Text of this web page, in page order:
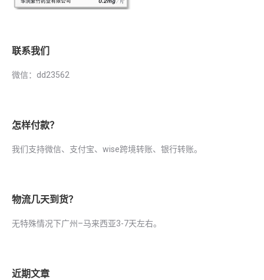
联系我们
微信：dd23562
怎样付款？
我们支持微信、支付宝、wise跨境转账、银行转账。
物流几天到货？
无特殊情况下广州–马来西亚3-7天左右。
近期文章